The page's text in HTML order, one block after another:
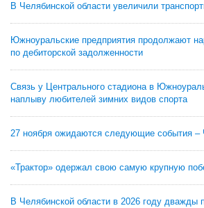
В Челябинской области увеличили
Южноуральские предприятия продолжают
по дебиторской задолженности
Связь у Центрального стадиона в
наплыву любителей зимних видов спорта
27 ноября ожидаются следующие события –
«Трактор» одержал свою самую крупную
В Челябинской области в 2026 году дважды